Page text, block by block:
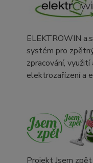
ELEKTROWIN
systém pro
zpracování,
elektrozařízení a
Projekt Jsem